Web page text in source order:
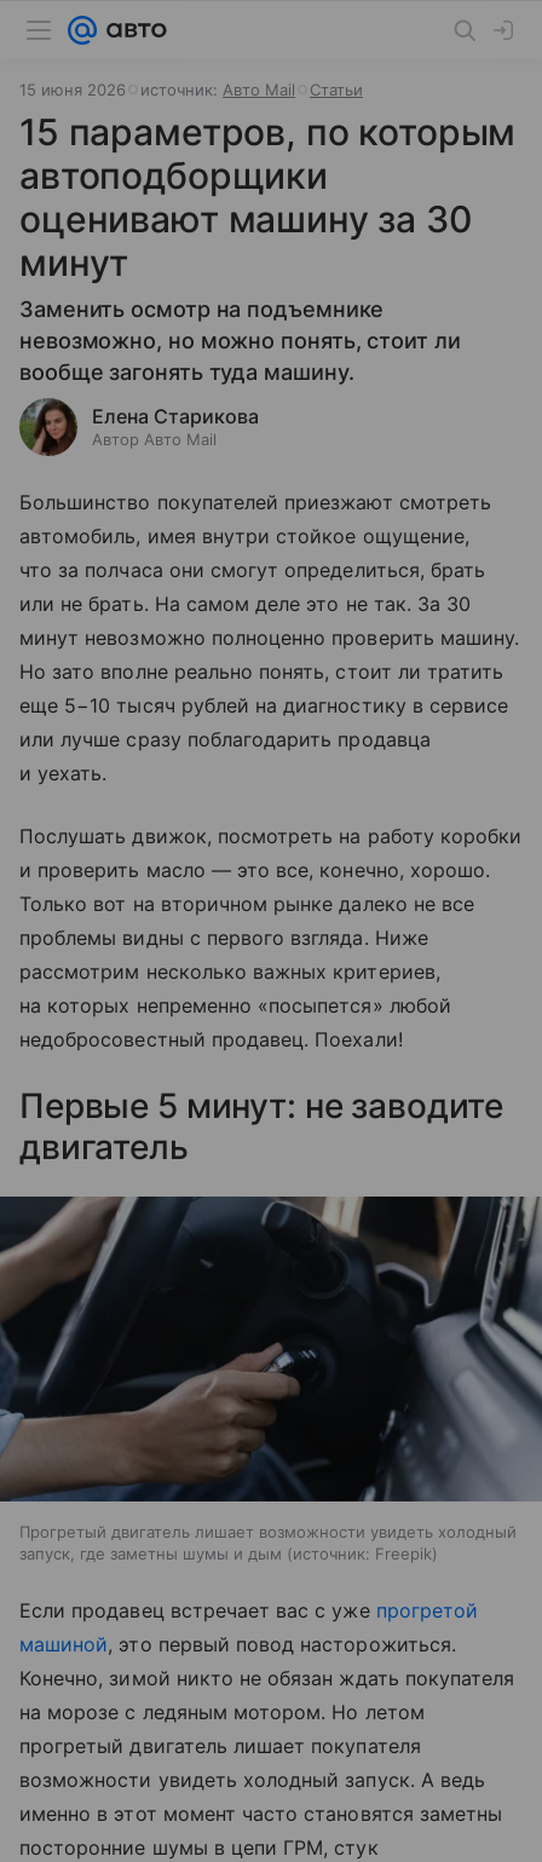
15 июня 2026 источник: Авто Mail Статьи
15 параметров, по которым
автоподборщики
оценивают машину за 30
минут
Заменить осмотр на подъемнике
невозможно, но можно понять, стоит ли
вообще загонять туда машину.
Елена Старикова
Автор Авто Mail
Большинство покупателей приезжают смотреть
автомобиль, имея внутри стойкое ощущение,
что за полчаса они смогут определиться, брать
или не брать. На самом деле это не так. За 30
минут невозможно полноценно проверить машину.
Но зато вполне реально понять, стоит ли тратить
еще 5−10 тысяч рублей на диагностику в сервисе
или лучше сразу поблагодарить продавца
и уехать.
Послушать движок, посмотреть на работу коробки
и проверить масло — это все, конечно, хорошо.
Только вот на вторичном рынке далеко не все
проблемы видны с первого взгляда. Ниже
рассмотрим несколько важных критериев,
на которых непременно «посыпется» любой
недобросовестный продавец. Поехали!
Первые 5 минут: не заводите
двигатель
Прогретый двигатель лишает возможности увидеть холодный
запуск, где заметны шумы и дым
источник: Freepik
Если продавец встречает вас с уже прогретой
машиной, это первый повод насторожиться.
Конечно, зимой никто не обязан ждать покупателя
на морозе с ледяным мотором. Но летом
прогретый двигатель лишает покупателя
возможности увидеть холодный запуск. А ведь
именно в этот момент часто становятся заметны
посторонние шумы в цепи ГРМ, стук